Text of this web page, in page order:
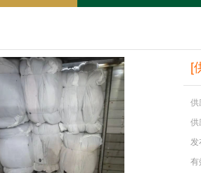
[
供
供
发
有